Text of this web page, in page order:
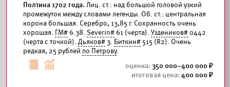
Полтина 1702 года. Лиц. ст.: над большой головой узкий
промежуток между словами легенды. Об. ст.: центральная
корона большая. Серебро, 13,85 г. Сохранность очень
хорошая. ГМ# 6.38. Severin# 61 (черта). Уздеников# 0442
(черта с точкой). Дьяков#3. Биткин# 515 (R2). Очень
редкая, 25 рублей по Петрову.
350 000–400 000
400 000